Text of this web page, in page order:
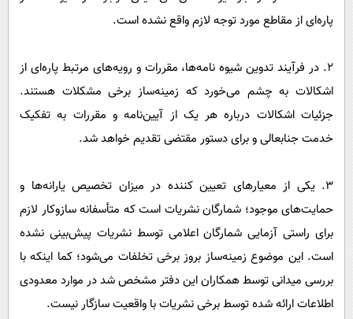
پاره‌ای از مقاطع مورد توجه لازم واقع نشده است.
٢. در فرآیند تدوین شیوه نامه‌ها، مقررات و رویه‌های مرتبط پاره‌ای از
اشکالات به چشم می‌خورد که زمینه‌ساز برخی مشکلات هستند.
جزئیات اشکالات درباره هر یک از آیین‌نامه و مقررات به تفکیک
خدمت جنابعالی و برای دستور مقتضی تقدیم خواهد شد.
٣. یکی از معیار‌های تعیین کننده در میزان تخصیص یارانه‌ها و
حمایت‌های موجود؛ شمارگان نشریات است که متأسفانه سازوکار لازم
برای راستی آزمایی شمارگان اعلامی توسط نشریات پیش‌بینی نشده
است. این موضوع زمینه‌ساز بروز برخی تخلفات می‌شود؛ کما اینکه با
بررسی میدانی توسط همکاران این دفتر مشخص شد در موارد معدودی
اطلاعات ارائه شده توسط برخی نشریات با واقعیت سازگار نیست.